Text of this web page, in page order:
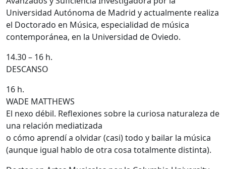
Universidad Autónoma de Madrid y actualmente realiza
el Doctorado en Música, especialidad de música
contemporánea, en la Universidad de Oviedo.
14.30 – 16 h.
DESCANSO
16 h.
WADE MATTHEWS
El nexo débil. Reflexiones sobre la curiosa naturaleza de
una relación mediatizada
o cómo aprendí a olvidar (casi) todo y bailar la música
(aunque igual hablo de otra cosa totalmente distinta).